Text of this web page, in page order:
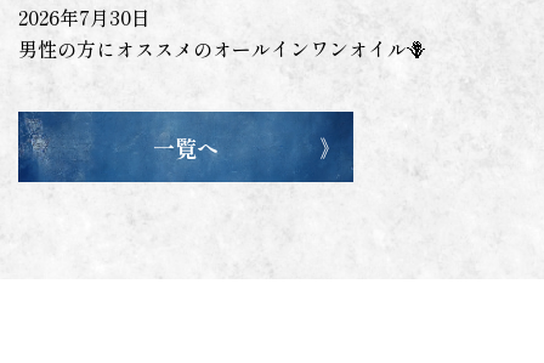
2026年7月30日
男性の方にオススメのオールインワンオイル🪻
一覧へ